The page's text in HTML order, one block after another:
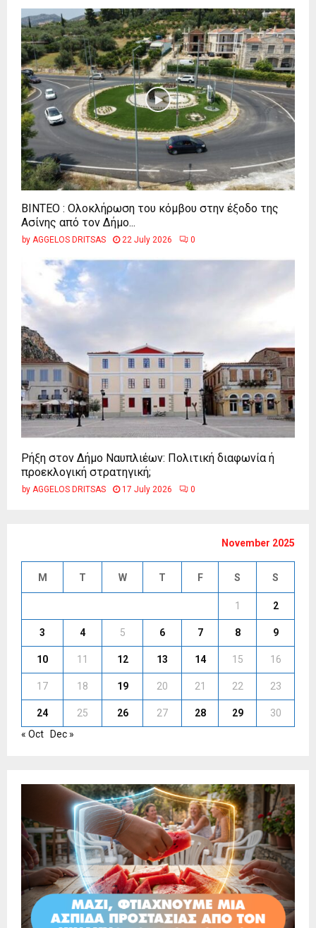
ΒΙΝΤΕΟ : Ολοκλήρωση του κόμβου στην έξοδο της
Ασίνης από τον Δήμο...
by AGGELOS DRITSAS 22 July 2026 0
Ρήξη στον Δήμο Ναυπλιέων: Πολιτική διαφωνία ή
προεκλογική στρατηγική;
by AGGELOS DRITSAS 17 July 2026 0
November 2025
M T W T F S S
1 2
3 4 5 6 7 8 9
10 11 12 13 14 15 16
17 18 19 20 21 22 23
24 25 26 27 28 29
30
« Oct
Dec »